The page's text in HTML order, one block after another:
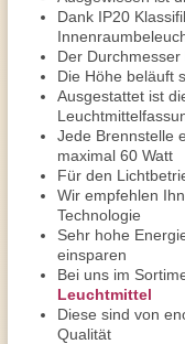
Dank IP20
Der
Die Höhe beläuft
Ausgestattet ist
Jede Brennstelle
maximal 60 Watt
Für den
Wir empfehlen
Technologie
Sehr hohe
einsparen
Bei uns im
Leuchtmittel
Diese sind von
Qualität